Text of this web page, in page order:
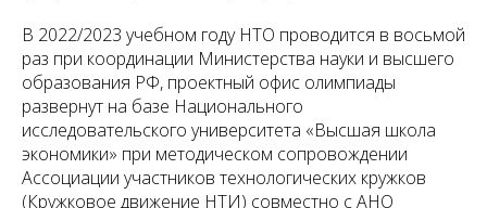
В 2022/2023 учебном году НТО проводится в восьмой
раз при координации Министерства науки и высшего
образования РФ, проектный офис олимпиады
развернут на базе Национального
исследовательского университета «Высшая школа
экономики» при методическом сопровождении
Ассоциации участников технологических кружков
(Кружковое движение НТИ) совместно с АНО